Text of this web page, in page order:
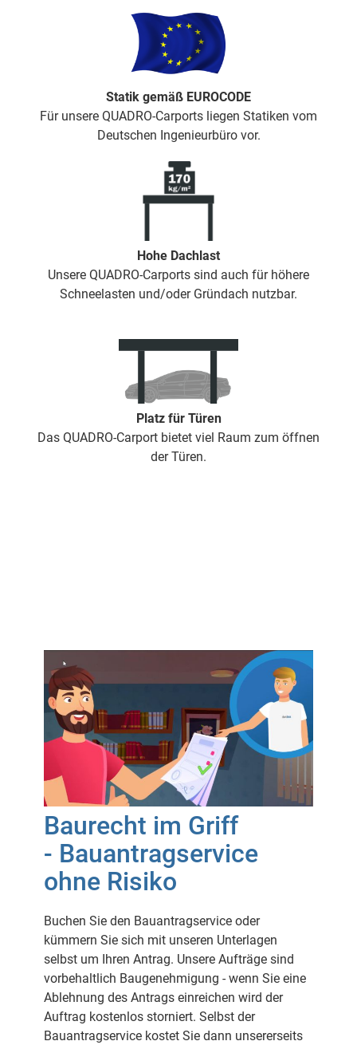
Statik gemäß EUROCODE
Für unsere QUADRO-Carports liegen Statiken vom
Deutschen Ingenieurbüro vor.
Hohe Dachlast
Unsere QUADRO-Carports sind auch für höhere
Schneelasten und/oder Gründach nutzbar.
Platz für Türen
Das QUADRO-Carport bietet viel Raum zum öffnen
der Türen.
Baurecht im Griff
- Bauantragservice
ohne Risiko
Buchen Sie den Bauantragservice oder
kümmern Sie sich mit unseren Unterlagen
selbst um Ihren Antrag. Unsere Aufträge sind
vorbehaltlich Baugenehmigung - wenn Sie eine
Ablehnung des Antrags einreichen wird der
Auftrag kostenlos storniert. Selbst der
Bauantragservice kostet Sie dann unsererseits